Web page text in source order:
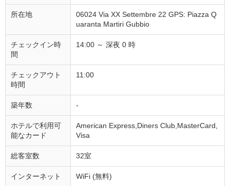
所在地
06024 Via XX Settembre 22 GPS: Piazza Q
uaranta Martiri Gubbio
チェックイン時
間
14:00 ～ 深夜 0 時
チェックアウト
時間
11:00
築年数 -
ホテルで利用可
能なカード
American Express,Diners Club,MasterCard,
Visa
総客室数 32室
インターネット WiFi (無料)